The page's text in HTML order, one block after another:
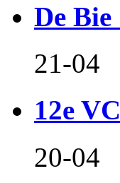
De
21-04
12e
20-04